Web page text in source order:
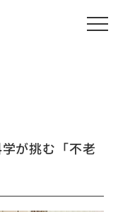
が挑む「不老